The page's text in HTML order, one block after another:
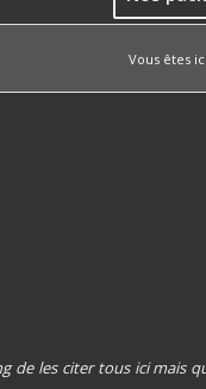
Vous êtes
de les citer tous ici mais